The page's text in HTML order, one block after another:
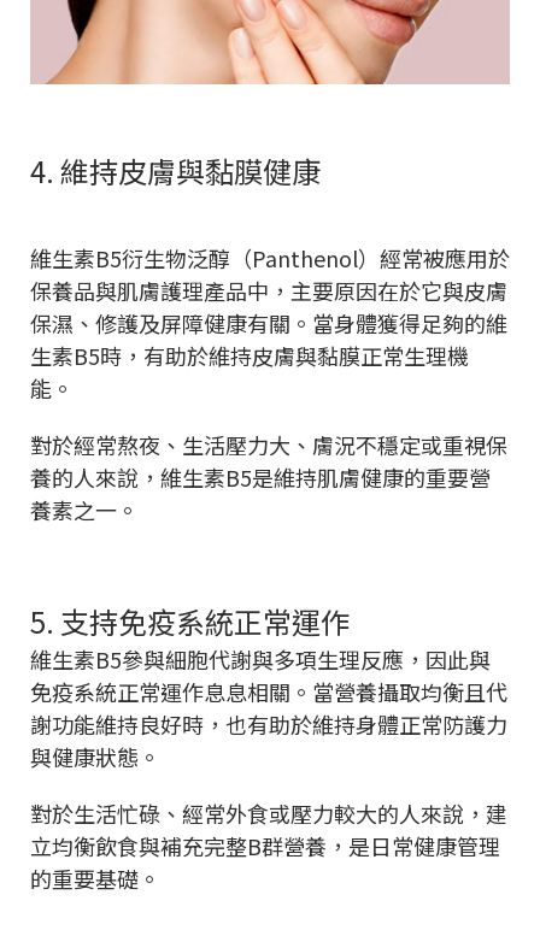
4. 維持皮膚與黏膜健康
維生素B5衍生物泛醇（Panthenol）經常被應用於
保養品與肌膚護理產品中，主要原因在於它與皮膚
保濕、修護及屏障健康有關。當身體獲得足夠的維
生素B5時，有助於維持皮膚與黏膜正常生理機
能。
對於經常熬夜、生活壓力大、膚況不穩定或重視保
養的人來說，維生素B5是維持肌膚健康的重要營
養素之一。
5. 支持免疫系統正常運作
維生素B5參與細胞代謝與多項生理反應，因此與
免疫系統正常運作息息相關。當營養攝取均衡且代
謝功能維持良好時，也有助於維持身體正常防護力
與健康狀態。
對於生活忙碌、經常外食或壓力較大的人來說，建
立均衡飲食與補充完整B群營養，是日常健康管理
的重要基礎。